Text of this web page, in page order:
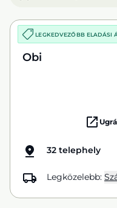
LEGKEDVEZŐBB ELADÁSI
Obi
32 telephely
Legközelebb: